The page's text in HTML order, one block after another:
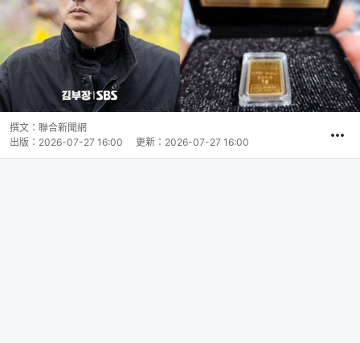
撰文： 聯合新聞網
出版： 2026-07-27 16:00 更新： 2026-07-27 16:00